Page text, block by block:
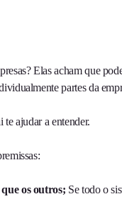
Elas acham que
partes da
te ajudar a entender.
os outros; Se todo o